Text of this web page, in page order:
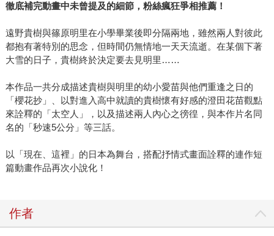
徹底補完動畫中未曾提及的細節，粉絲瘋狂爭相推薦！
遠野貴樹與篠原明里在小學畢業後即分隔兩地，雖然兩人對彼此
都抱有著特別的思念，但時間仍無情地一天天流逝。在某個下著
大雪的日子，貴樹終於決定要去見明里……
本作品一共分成描述貴樹與明里的幼小愛苗與他們重逢之日的
「櫻花抄」、以對進入高中就讀的貴樹懷有好感的澄田花苗觀點
來詮釋的「太空人」，以及描述兩人內心之徬徨，與本作片名同
名的「秒速5公分」等三話。
以「現在、這裡」的日本為舞台，搭配抒情式畫面詮釋的連作短
篇動畫作品再次小說化！
作者